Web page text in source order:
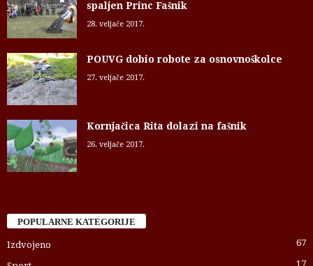
spaljen Princ Fašnik
28. veljače 2017.
POUVG dobio robote za osnovnoškolce
27. veljače 2017.
Kornjačica Rita dolazi na fašnik
26. veljače 2017.
POPULARNE KATEGORIJE
Izdvojeno 67
17